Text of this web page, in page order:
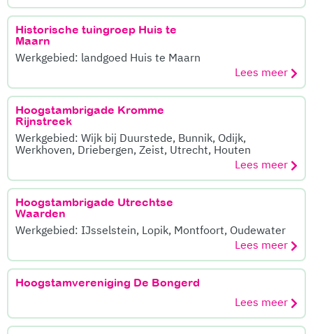
Historische tuingroep Huis te
Maarn
Werkgebied: landgoed Huis te Maarn
Lees meer
Hoogstambrigade Kromme
Rijnstreek
Werkgebied: Wijk bij Duurstede, Bunnik, Odijk,
Werkhoven, Driebergen, Zeist, Utrecht, Houten
Lees meer
Hoogstambrigade Utrechtse
Waarden
Werkgebied: IJsselstein, Lopik, Montfoort, Oudewater
Lees meer
Hoogstamvereniging De Bongerd
Lees meer